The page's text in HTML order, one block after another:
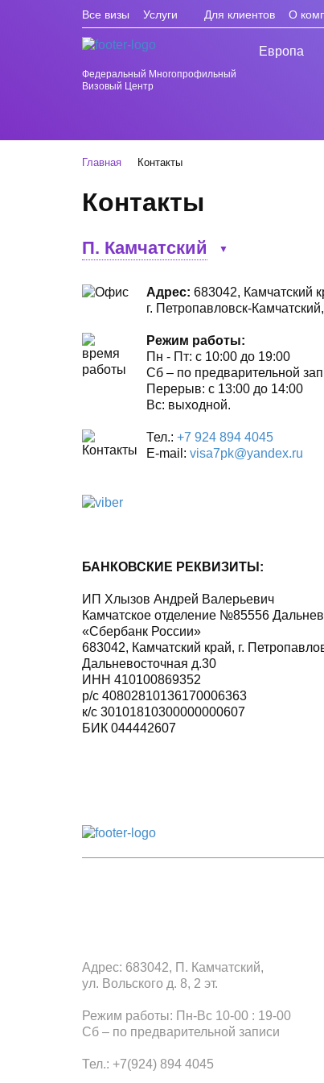
Все визы Услуги Для клиентов О
Федеральный Многопрофильный
Визовый Центр
Европа
Главная Контакты
Контакты
П. Камчатский ▼
Адрес: 683042, Камчатский
г. Петропавловск-
Режим работы:
Пн - Пт: с 10:00 до 19:00
Сб – по предварительной
Перерыв: с 13:00 до 14:00
Вс: выходной.
Тел.: +7 924 894 4045
E-mail: visa7pk@yandex.ru
БАНКОВСКИЕ РЕКВИЗИТЫ:
ИП Хлызов Андрей Валерьевич
Камчатское отделение №85556
«Сбербанк России»
683042, Камчатский край, г.
Дальневосточная д.30
ИНН 410100869352
р/с 40802810136170006363
к/с 30101810300000000607
БИК 044442607
Адрес: 683042, П. Камчатский,
ул. Вольского д. 8, 2 эт.
Режим работы: Пн-Вс 10-00 : 19-00
Сб – по предварительной записи
Тел.: +7(924) 894 4045